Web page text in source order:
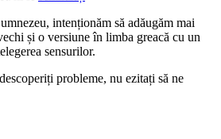
intenționăm să adăugăm mai
și o versiune în limba greacă cu un
sensurilor.
probleme, nu ezitați să ne